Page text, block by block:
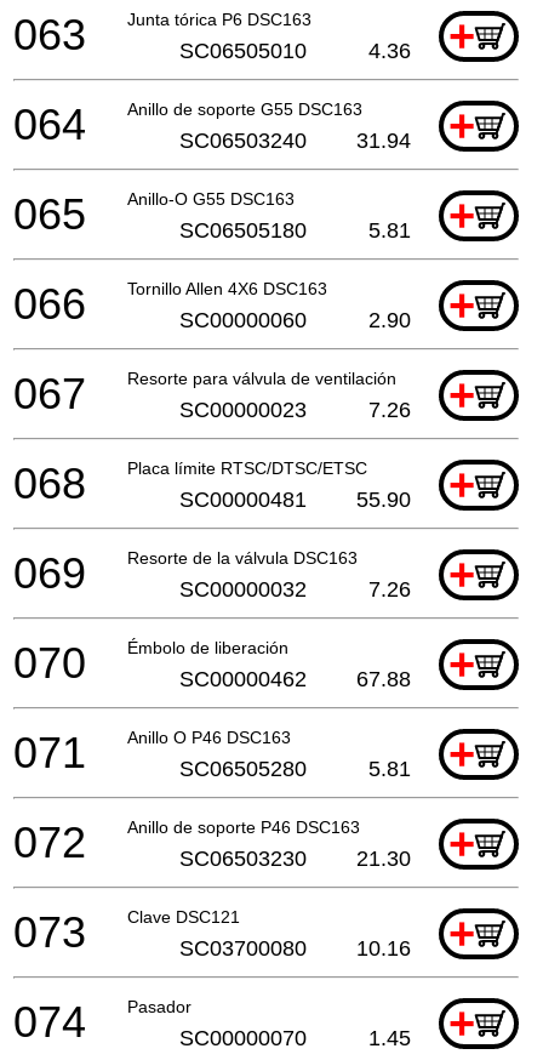
Junta tórica P6 DSC163 +
063 SC06505010 4.36
Anillo de soporte G55 DSC163 +
064 SC06503240 31.94
Anillo-O G55 DSC163 +
065 SC06505180 5.81
Tornillo Allen 4X6 DSC163 +
066 SC00000060 2.90
Resorte para válvula de ventilación +
067 SC00000023 7.26
Placa límite RTSC/DTSC/ETSC +
068 SC00000481 55.90
Resorte de la válvula DSC163 +
069 SC00000032 7.26
Émbolo de liberación +
070 SC00000462 67.88
Anillo O P46 DSC163 +
071 SC06505280 5.81
Anillo de soporte P46 DSC163 +
072 SC06503230 21.30
Clave DSC121 +
073 SC03700080 10.16
Pasador +
074 SC00000070 1.45